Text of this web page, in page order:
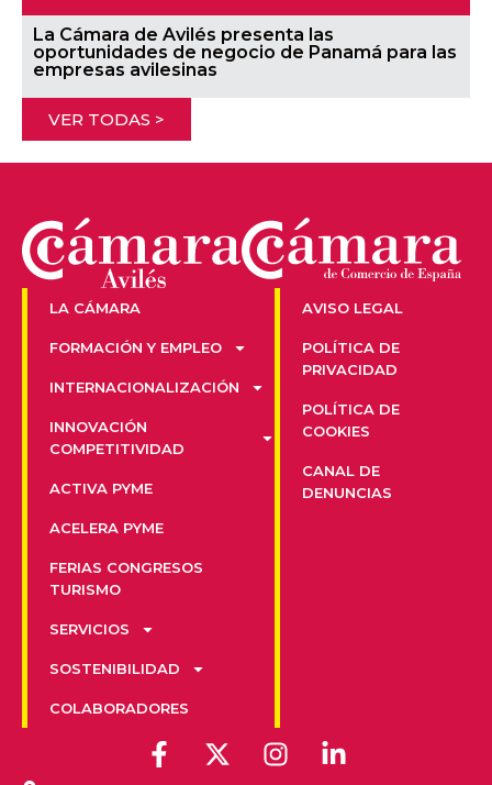
La Cámara de Avilés presenta las
oportunidades de negocio de Panamá para las
empresas avilesinas
VER TODAS >
LA CÁMARA
FORMACIÓN Y EMPLEO
INTERNACIONALIZACIÓN
INNOVACIÓN
COMPETITIVIDAD
ACTIVA PYME
ACELERA PYME
FERIAS CONGRESOS
TURISMO
SERVICIOS
SOSTENIBILIDAD
COLABORADORES
AVISO LEGAL
POLÍTICA DE
PRIVACIDAD
POLÍTICA DE
COOKIES
CANAL DE
DENUNCIAS